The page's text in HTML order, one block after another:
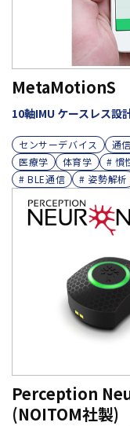
MetaMotionS
10軸IMU ケースレス設
センサーデバイス 通
医療学
体育学 # 慣
# BLE通信
# 姿勢解析
Perception
(NOITOM社製)